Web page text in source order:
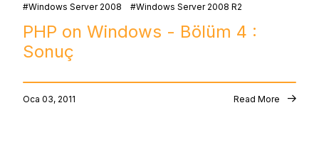
Windows Server 2008
Windows Server 2008 R2
PHP on Windows - Bölüm 4 :
Sonuç
Oca 03, 2011 Read More